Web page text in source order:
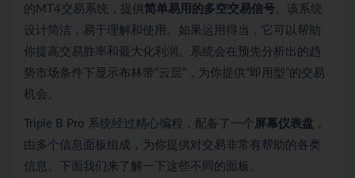
的MT4交易系统，提供简单易用的多空交易信号 。该系统
设计简洁，易于理解和使用。如果运用得当，它可以帮助
你提高交易胜率和最大化利润。系统会在预先分析出的趋
势市场条件下显示布林带“云层”，为你提供“即用型”的交易
机会。
Triple B Pro 系统经过精心编程，配备了一个 屏幕仪表盘 ，
由多个信息面板组成，为你提供对交易非常有帮助的各类
信息。下面我们来了解一下这些不同的面板。